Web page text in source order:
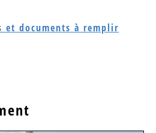
et documents à remplir